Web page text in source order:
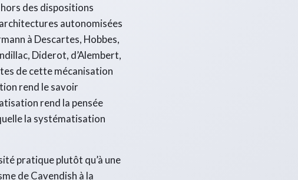
des dispositions
autonomisées
à Descartes, Hobbes,
Diderot, d’Alembert,
de cette mécanisation
rend le savoir
rend la pensée
la systématisation
pratique plutôt qu’à une
de Cavendish à la